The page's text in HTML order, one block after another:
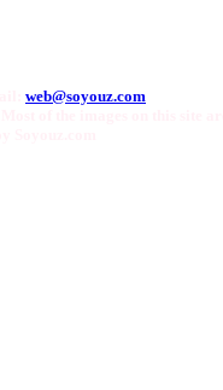
web@soyouz.com